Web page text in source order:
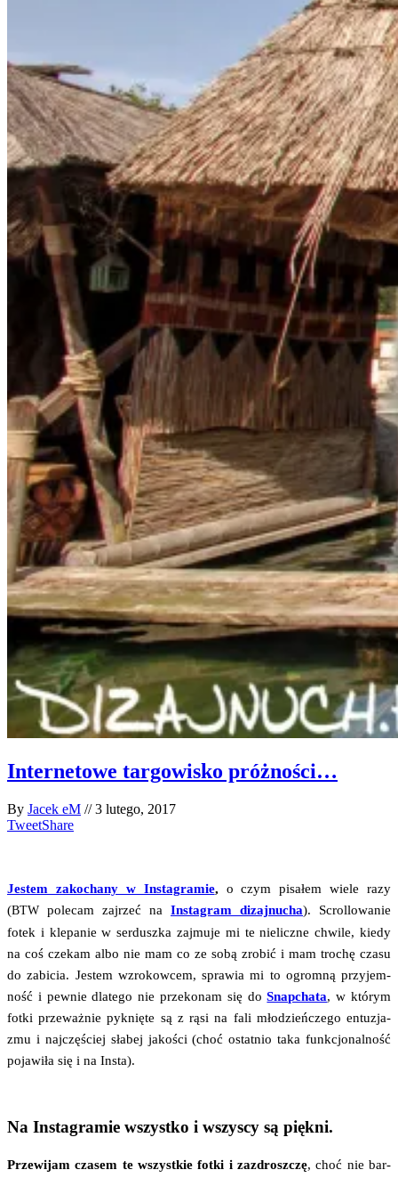
Internetowe targowisko próżności…
By Jacek eM //3 lutego, 2017
TweetShare
Jestem zako­cha­ny w Insta­gra­mie, o czym pisa­łem wie­le razy
(BTW pole­cam zaj­rzeć na Insta­gram dizaj­nu­cha). Scrol­lo­wa­nie
fotek i kle­pa­nie w ser­dusz­ka zaj­mu­je mi te nie­licz­ne chwi­le, kie­dy
na coś cze­kam albo nie mam co ze sobą zro­bić i mam tro­chę cza­su
do zabi­cia. Jestem wzro­kow­cem, spra­wia mi to ogrom­ną przy­jem­
ność i pew­nie dla­te­go nie prze­ko­nam się doSnap­cha­ta, w któ­rym
fot­ki prze­waż­nie pyk­nię­te są z rąsi na fali mło­dzień­cze­go entu­zja­
zmu i naj­czę­ściej sła­bej jako­ści (choć ostat­nio taka funk­cjo­nal­ność
poja­wi­ła się i na Insta).
Na Instagramie wszystko i wszyscy są piękni.
Prze­wi­jam cza­sem te wszyst­kie fot­ki i zazdrosz­czę, choć nie bar­